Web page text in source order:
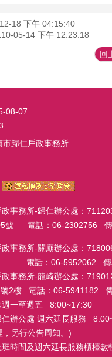
18 下午 04:15:40
05-14 下午 12:23:18
回
08-07
市歸仁戶政事務所
事務所-歸仁辦公處：
號 電話：06-2302756 傳
事務所-關廟辦公處：
話：06-5952062 傳真
事務所-龍崎辦公處：
號2樓 電話：06-5941182
一至週五 8:00~17:30
週六延長服務
，另行公告周知。)
時間及週六延長服務櫃檯數